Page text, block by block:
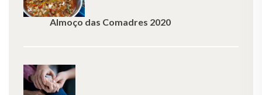
Almoço das Comadres 2020